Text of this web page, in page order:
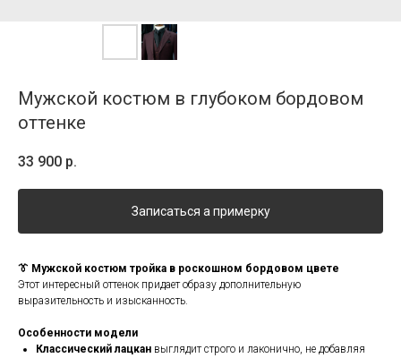
Мужской костюм в глубоком бордовом
оттенке
33 900 р.
Записаться а примерку
👔 Мужской костюм тройка в роскошном бордовом цвете
Этот интересный оттенок придает образу дополнительную
выразительность и изысканность.
Особенности модели
Классический лацкан выглядит строго и лаконично, не добавляя